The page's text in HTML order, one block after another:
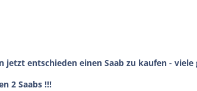
entschieden einen Saab zu kaufen -
2 Saabs !!!